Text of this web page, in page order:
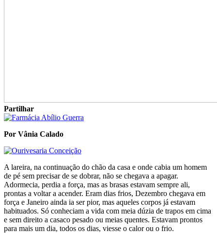
Partilhar
Por Vânia Calado
A lareira, na continuação do chão da casa e onde cabia um homem
de pé sem precisar de se dobrar, não se chegava a apagar.
Adormecia, perdia a força, mas as brasas estavam sempre ali,
prontas a voltar a acender. Eram dias frios, Dezembro chegava em
força e Janeiro ainda ia ser pior, mas aqueles corpos já estavam
habituados. Só conheciam a vida com meia dúzia de trapos em cima
e sem direito a casaco pesado ou meias quentes. Estavam prontos
para mais um dia, todos os dias, viesse o calor ou o frio.